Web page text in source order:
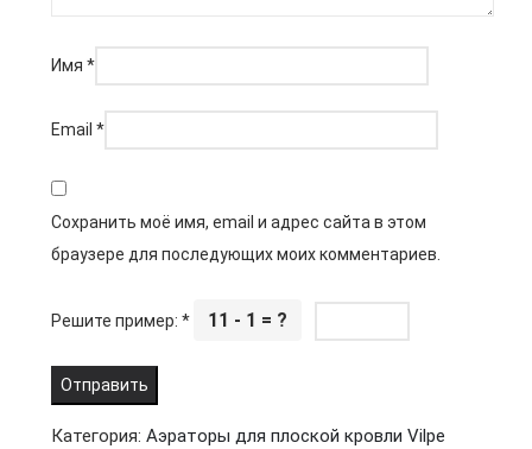
Имя *
Email *
Сохранить моё имя, email и адрес сайта в этом
браузере для последующих моих комментариев.
Решите пример: * 11 - 1 = ?
Категория: Аэраторы для плоской кровли Vilpe